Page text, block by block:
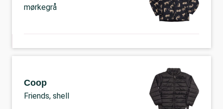
mørkegrå
Coop
Friends, shell